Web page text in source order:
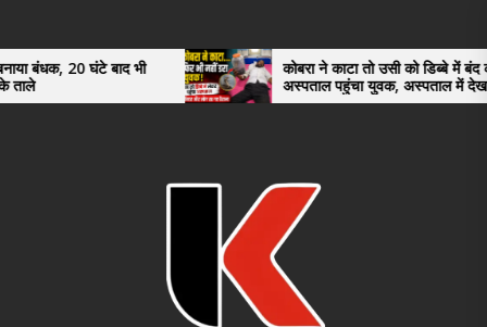
the
content
भी
कोबरा ने काटा तो उसी को डिब्बे में बंद कर
अस्पताल पहुंचा युवक, अस्पताल में देखकर डॉक्टर
भी रह गए हैरान